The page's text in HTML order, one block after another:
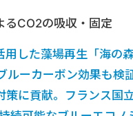
るCO2の吸収・固定
用した藻場再生「海の
ルーカーボン効果も検
策に貢献。フランス国